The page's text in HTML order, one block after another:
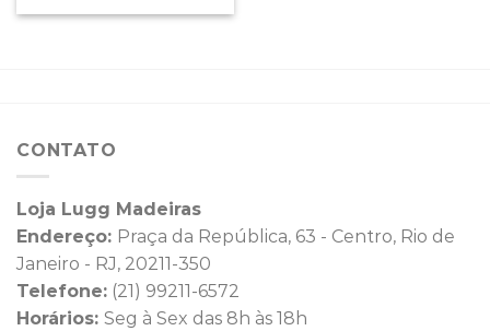
CONTATO
Loja Lugg Madeiras
Endereço: Praça da República, 63 - Centro, Rio de
Janeiro - RJ, 20211-350
Telefone: (21) 99211-6572
Horários: Seg à Sex das 8h às 18h